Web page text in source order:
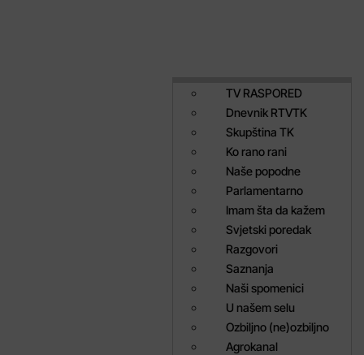
TV RASPORED
Dnevnik RTVTK
Skupština TK
Ko rano rani
Naše popodne
Parlamentarno
Imam šta da kažem
Svjetski poredak
Razgovori
Saznanja
Naši spomenici
U našem selu
Ozbiljno (ne)ozbiljno
Agrokanal